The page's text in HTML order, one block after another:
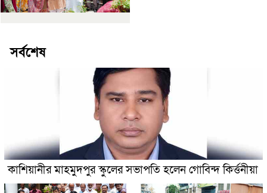
সর্বশেষ
কাশিয়ানীর মাহমুদপুর স্কুলের সভাপতি হলেন গোবিন্দ কির্ত্তনীয়া